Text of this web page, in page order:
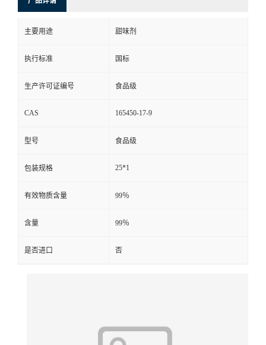
主要用途 甜味剂
执行标准 国标
生产许可证编号 食品级
CAS 165450-17-9
型号 食品级
包装规格 25*1
有效物质含量 99％
含量 99％
是否进口 否